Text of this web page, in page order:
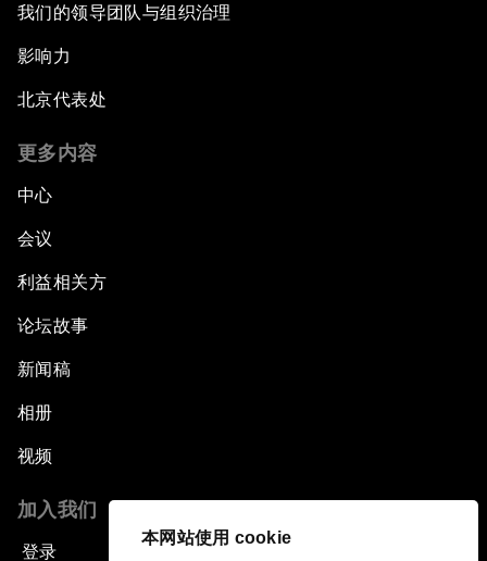
本网站使用 cookie
我们的领导团队与组织治理
影响力
北京代表处
更多内容
中心
会议
利益相关方
论坛故事
新闻稿
相册
视频
加入我们
登录